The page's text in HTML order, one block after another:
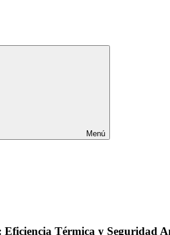
Menú
Eficiencia Térmica y Seguridad